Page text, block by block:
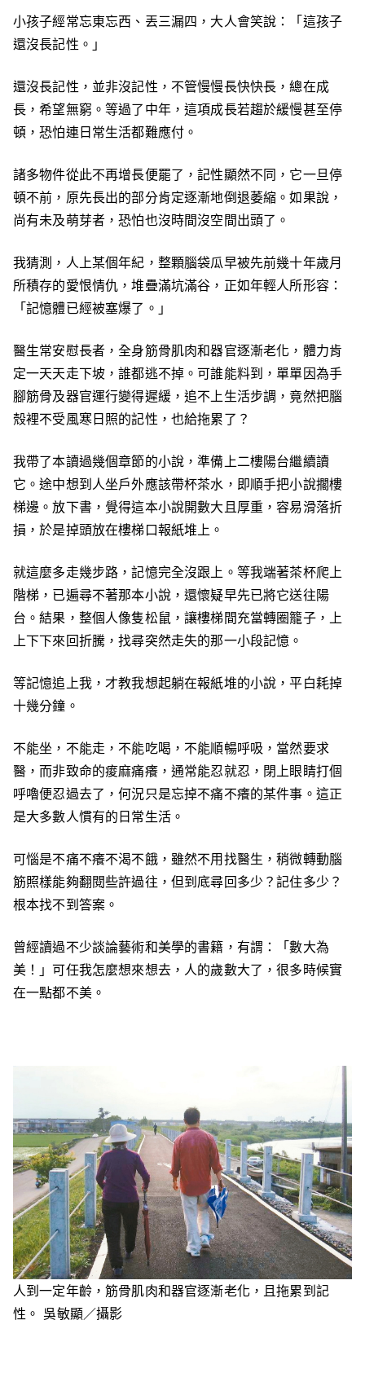
小孩子經常忘東忘西、丟三漏四，大人會笑說：「這孩子
還沒長記性。」
還沒長記性，並非沒記性，不管慢慢長快快長，總在成
長，希望無窮。等過了中年，這項成長若趨於緩慢甚至停
頓，恐怕連日常生活都難應付。
諸多物件從此不再增長便罷了，記性顯然不同，它一旦停
頓不前，原先長出的部分肯定逐漸地倒退萎縮。如果說，
尚有未及萌芽者，恐怕也沒時間沒空間出頭了。
我猜測，人上某個年紀，整顆腦袋瓜早被先前幾十年歲月
所積存的愛恨情仇，堆疊滿坑滿谷，正如年輕人所形容：
「記憶體已經被塞爆了。」
醫生常安慰長者，全身筋骨肌肉和器官逐漸老化，體力肯
定一天天走下坡，誰都逃不掉。可誰能料到，單單因為手
腳筋骨及器官運行變得遲緩，追不上生活步調，竟然把腦
殼裡不受風寒日照的記性，也給拖累了？
我帶了本讀過幾個章節的小說，準備上二樓陽台繼續讀
它。途中想到人坐戶外應該帶杯茶水，即順手把小說擱樓
梯邊。放下書，覺得這本小說開數大且厚重，容易滑落折
損，於是掉頭放在樓梯口報紙堆上。
就這麼多走幾步路，記憶完全沒跟上。等我端著茶杯爬上
階梯，已遍尋不著那本小說，還懷疑早先已將它送往陽
台。結果，整個人像隻松鼠，讓樓梯間充當轉圈籠子，上
上下下來回折騰，找尋突然走失的那一小段記憶。
等記憶追上我，才教我想起躺在報紙堆的小說，平白耗掉
十幾分鐘。
不能坐，不能走，不能吃喝，不能順暢呼吸，當然要求
醫，而非致命的痠麻痛癢，通常能忍就忍，閉上眼睛打個
呼嚕便忍過去了，何況只是忘掉不痛不癢的某件事。這正
是大多數人慣有的日常生活。
可惱是不痛不癢不渴不餓，雖然不用找醫生，稍微轉動腦
筋照樣能夠翻閱些許過往，但到底尋回多少？記住多少？
根本找不到答案。
曾經讀過不少談論藝術和美學的書籍，有謂：「數大為
美！」可任我怎麼想來想去，人的歲數大了，很多時候實
在一點都不美。
人到一定年齡，筋骨肌肉和器官逐漸老化，且拖累到記
性。 吳敏顯／攝影